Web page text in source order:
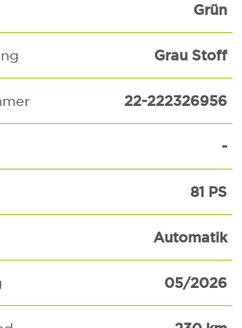
Grün
Grau Stoff
22-222326956
-
81 PS
Automatik
05/2026